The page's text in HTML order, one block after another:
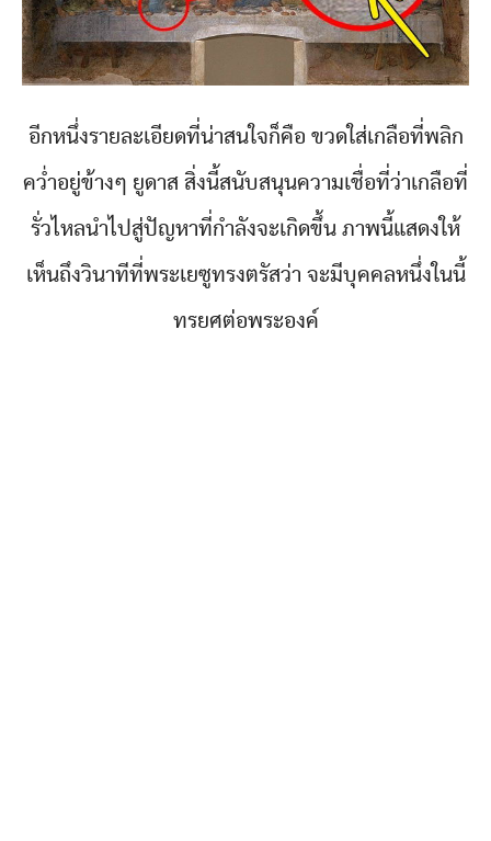
อีกหนึ่งรายละเอียดที่น่าสนใจก็คือ ขวดใส่เกลือที่พลิก
คว่ำอยู่ข้างๆ ยูดาส สิ่งนี้สนับสนุนความเชื่อที่ว่าเกลือที่
รั่วไหลนำไปสู่ปัญหาที่กำลังจะเกิดขึ้น ภาพนี้แสดงให้
เห็นถึงวินาทีที่พระเยซูทรงตรัสว่า จะมีบุคคลหนึ่งในนี้
ทรยศต่อพระองค์